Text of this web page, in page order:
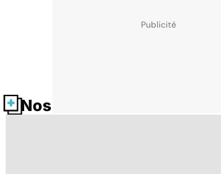
Nos fiches santé